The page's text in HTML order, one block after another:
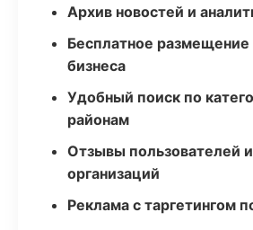
Архив новостей и
Бесплатное размещение
бизнеса
Удобный поиск по
районам
Отзывы пользователей
организаций
Реклама с таргетингом